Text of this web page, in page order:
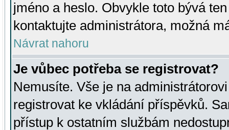
jméno a heslo. Obvykle toto bývá
kontaktujte administrátora, možná
Návrat nahoru
Je vůbec potřeba se registrovat?
Nemusíte. Vše je na
registrovat ke vkládání příspěvků.
přístup k ostatním službám